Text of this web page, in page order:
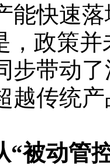
能快速
，政策
步带动
越传统
“被动管